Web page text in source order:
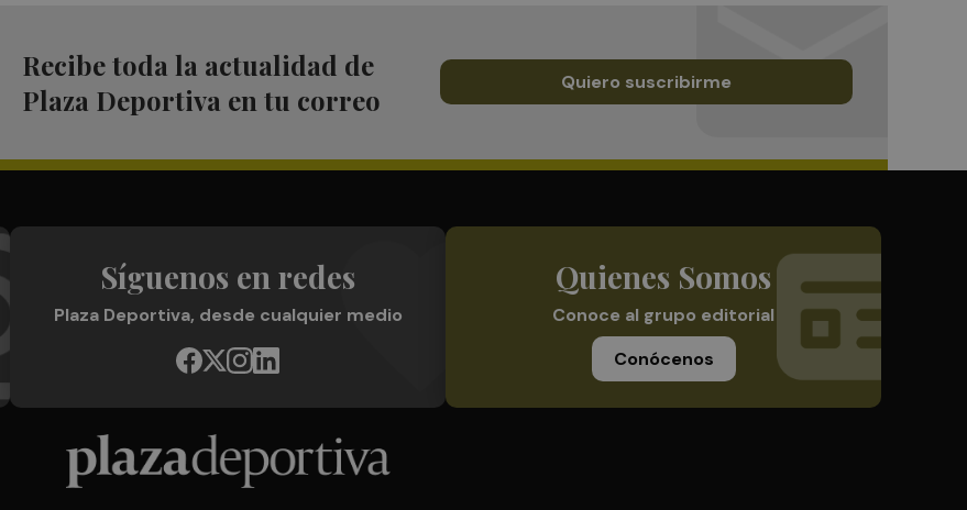
Recibe toda la actualidad de
Plaza Deportiva en tu correo
Quiero suscribirme
Síguenos en redes
Plaza Deportiva, desde cualquier medio
Quienes Somos
Conoce al grupo editorial
Conócenos